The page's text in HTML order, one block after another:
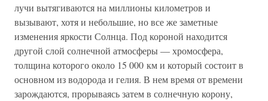
лучи вытягиваются на миллионы километров и
вызывают, хотя и небольшие, но все же заметные
изменения яркости Солнца. Под короной находится
другой слой солнечной атмосферы — хромосфера,
толщина которого около 15 000 км и который состоит в
основном из водорода и гелия. В нем время от времени
зарождаются, прорываясь затем в солнечную корону,